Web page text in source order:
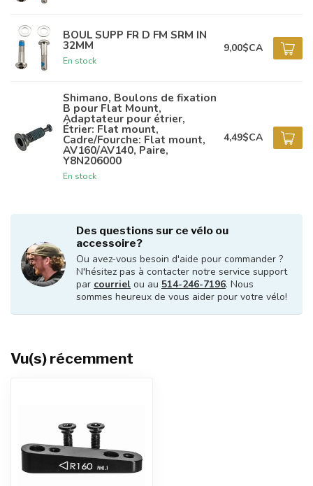
BOUL SUPP FR D FM SRM IN
32MM
En stock
9,00$CA
Shimano, Boulons de fixation
B pour Flat Mount,
Adaptateur pour étrier,
Étrier: Flat mount,
Cadre/Fourche: Flat mount,
AV160/AV140, Paire,
Y8N206000
En stock
4,49$CA
Des questions sur ce vélo ou
accessoire?
Ou avez-vous besoin d'aide pour commander ?
N'hésitez pas à contacter notre service support
par courriel ou au 514-246-7196. Nous
sommes heureux de vous aider pour votre vélo!
Vu(s) récemment